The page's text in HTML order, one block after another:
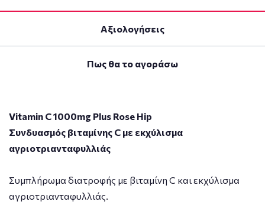
Αξιολογήσεις
Πως θα το αγοράσω
Vitamin C 1000mg Plus Rose Hip
Συνδυασμός βιταμίνης C με εκχύλισμα
αγριοτριανταφυλλιάς
Συμπλήρωμα διατροφής με βιταμίνη C και εκχύλισμα
αγριοτριανταφυλλιάς.